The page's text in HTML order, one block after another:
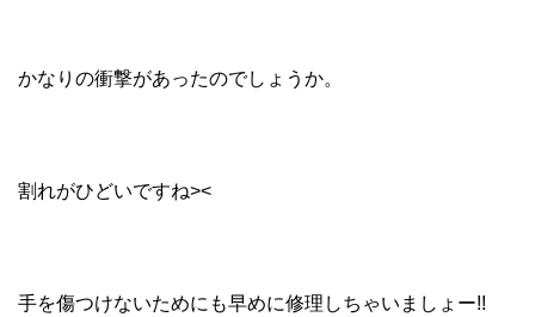
かなりの衝撃があったのでしょうか。
割れがひどいですね><
手を傷つけないためにも早めに修理しちゃいましょー!!